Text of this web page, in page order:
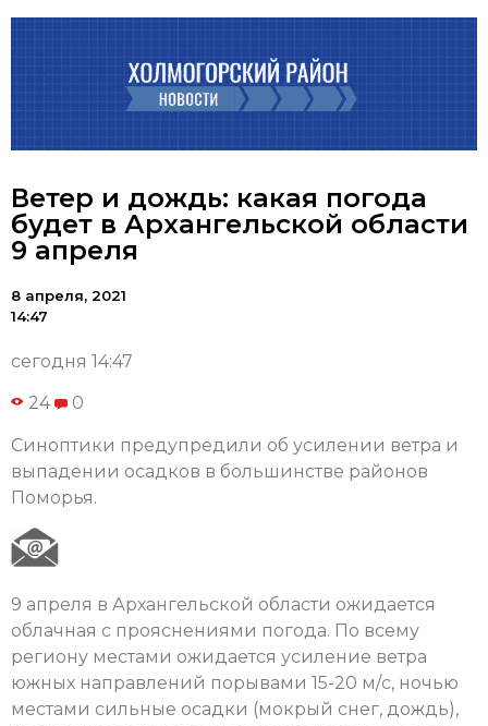
Ветер и дождь: какая погода
будет в Архангельской области
9 апреля
8 апреля, 2021
14:47
сегодня 14:47
24 0
Синоптики предупредили об усилении ветра и
выпадении осадков в большинстве районов
Поморья.
9 апреля в Архангельской области ожидается
облачная с прояснениями погода. По всему
региону местами ожидается усиление ветра
южных направлений порывами 15-20 м/с, ночью
местами сильные осадки (мокрый снег, дождь),